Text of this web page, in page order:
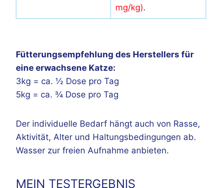
mg/kg).
Fütterungsempfehlung des Herstellers für
eine erwachsene Katze:
3kg = ca. ½ Dose pro Tag
5kg = ca. ¾ Dose pro Tag
Der individuelle Bedarf hängt auch von Rasse,
Aktivität, Alter und Haltungsbedingungen ab.
Wasser zur freien Aufnahme anbieten.
MEIN TESTERGEBNIS